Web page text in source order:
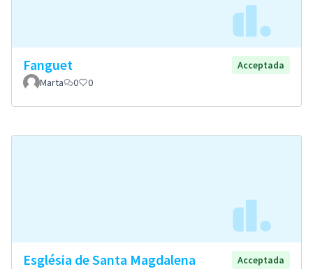
Fanguet
Acceptada
Marta
0 0
Església de Santa Magdalena
Acceptada